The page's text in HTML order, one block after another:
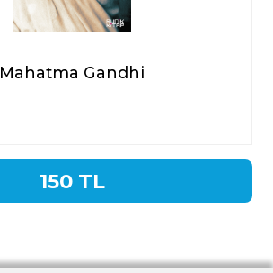
Mahatma Gandhi
150 TL